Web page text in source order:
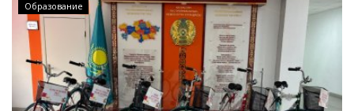
Образование